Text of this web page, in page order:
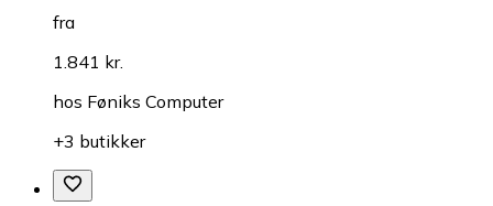
fra
1.841 kr.
hos Føniks Computer
+3 butikker